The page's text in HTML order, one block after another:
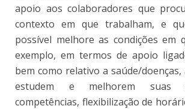
apoio aos colaboradores que
contexto em que trabalham, e
possível melhore as condições em
exemplo, em termos de apoio
bem como relativo a saúde/
estudem e melhorem suas
competências, flexibilização de